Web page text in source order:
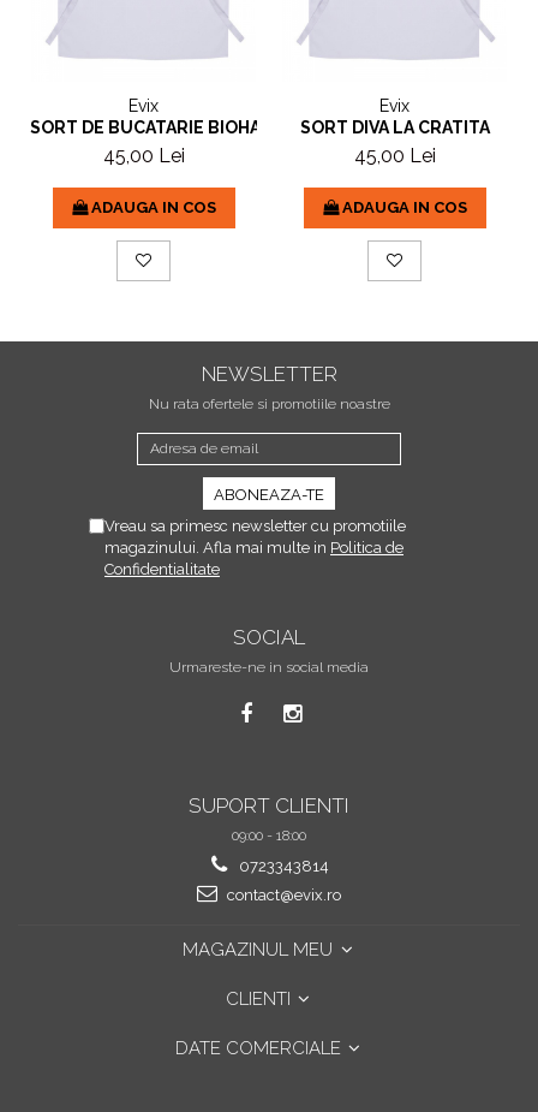
Evix
SORT DE BUCATARIE BIOHAZARD
45,00 Lei
ADAUGA IN COS
Evix
SORT DIVA LA CRATITA
45,00 Lei
ADAUGA IN COS
NEWSLETTER
Nu rata ofertele si promotiile noastre
Vreau sa primesc newsletter cu promotiile
magazinului. Afla mai multe in Politica de
Confidentialitate
SOCIAL
Urmareste-ne in social media
SUPORT CLIENTI
09:00 - 18:00
0723343814
contact@evix.ro
MAGAZINUL MEU
CLIENTI
DATE COMERCIALE